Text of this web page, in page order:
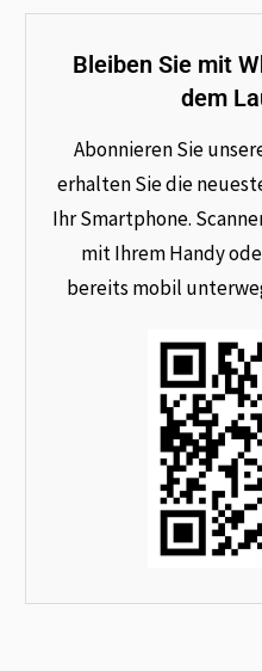
Bleiben Sie mit
dem
Abonnieren Sie
erhalten Sie die
Ihr Smartphone.
mit Ihrem Handy
bereits mobil